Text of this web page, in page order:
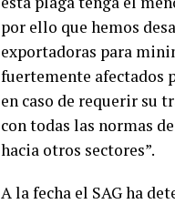
por ello que hemos
exportadoras para
fuertemente afectados
en caso de requerir su
con todas las normas
hacia otros sectores”.
A la fecha el SAG ha